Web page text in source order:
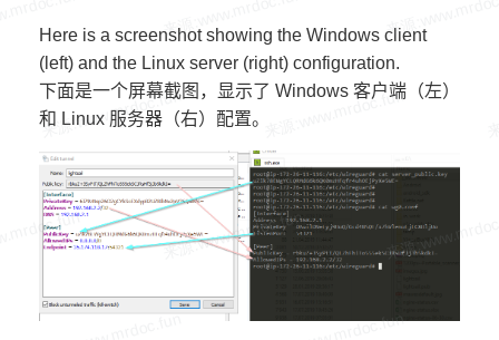
Here is a screenshot showing the Windows client
(left) and the Linux server (right) configuration.
下面是一个屏幕截图，显示了 Windows 客户端（左）
和 Linux 服务器（右）配置。